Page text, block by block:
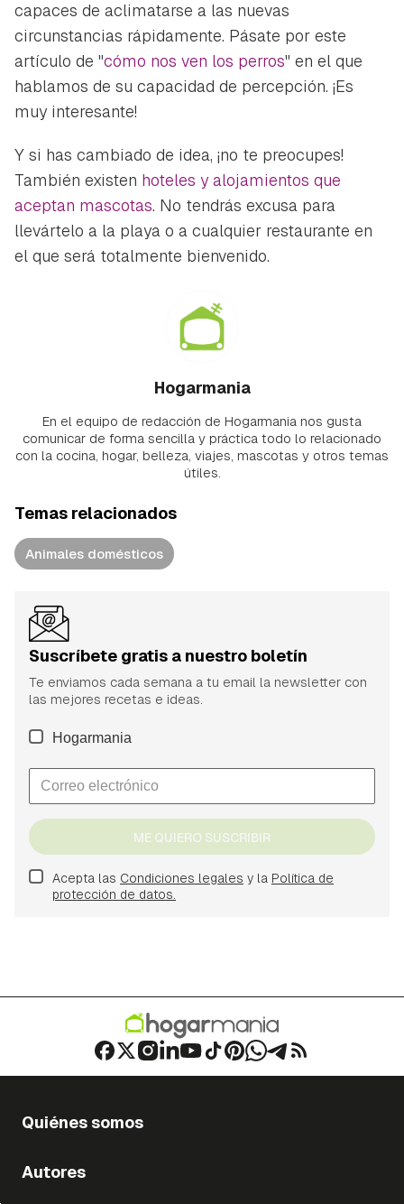
capaces de aclimatarse a las nuevas
circunstancias rápidamente. Pásate por este
artículo de "cómo nos ven los perros" en el que
hablamos de su capacidad de percepción. ¡Es
muy interesante!
Y si has cambiado de idea, ¡no te preocupes!
También existen hoteles y alojamientos que
aceptan mascotas. No tendrás excusa para
llevártelo a la playa o a cualquier restaurante en
el que será totalmente bienvenido.
Hogarmania
En el equipo de redacción de Hogarmania nos gusta
comunicar de forma sencilla y práctica todo lo relacionado
con la cocina, hogar, belleza, viajes, mascotas y otros temas
útiles.
Temas relacionados
Animales domésticos
Suscríbete gratis a nuestro boletín
Te enviamos cada semana a tu email la newsletter con
las mejores recetas e ideas.
Hogarmania
ME QUIERO SUSCRIBIR
Acepta las Condiciones legales y la Política de
protección de datos.
Quiénes somos
Autores